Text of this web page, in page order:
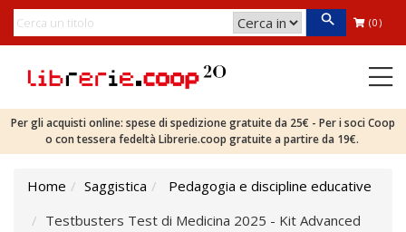
(0)
Per gli acquisti online: spese di spedizione gratuite da 25€ - Per i soci Coop
o con tessera fedeltà Librerie.coop gratuite a partire da 19€.
Home Saggistica
Pedagogia e discipline educative
Testbusters Test di Medicina 2025 - Kit Advanced